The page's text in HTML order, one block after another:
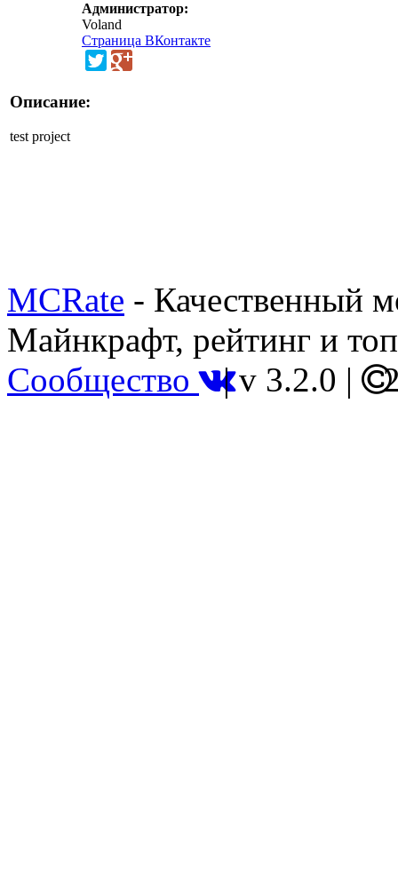
Администратор:
Voland
Страница ВКонтакте
Описание:
test project
MCRate - Качественный
Майнкрафт, рейтинг и
Сообщество |v 3.2.0 |